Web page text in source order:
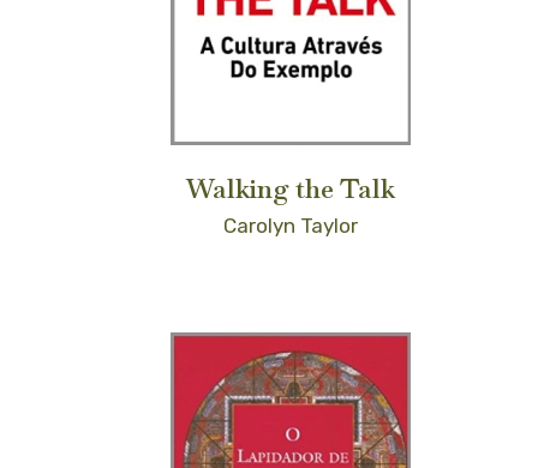
Walking the Talk
Carolyn Taylor